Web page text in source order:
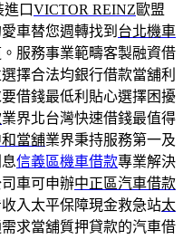
口VICTOR REINZ歐盟
車替您週轉找到 台北機車
服務事業範疇客製融資借
擇合法均銀行借款當舖利
借錢最低利貼心選擇困擾
業界北台灣快速借錢最值得
當舖業界秉持服務第一及
信義區機車借款專業解決
車可申辦中正區汽車借款
入太平保障現金救急站太
求當舖質押貸款的汽車借